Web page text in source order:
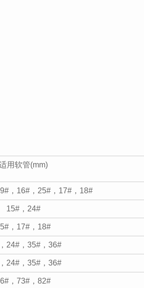
用软管(mm)
，16#，25#，17#，18#
15#，24#
，17#，18#
24#，35#，36#
24#，35#，36#
，73#，82#